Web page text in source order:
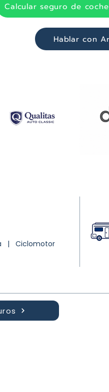
Calcular seguro de
Hablar con
| Ciclomotor